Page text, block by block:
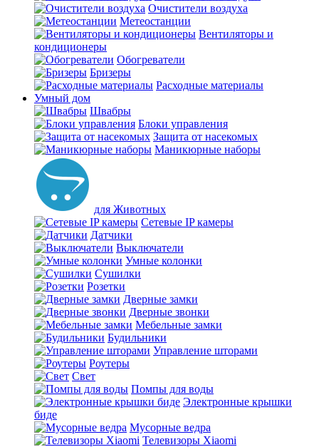
Очистители воздуха
Метеостанции
Вентиляторы и
кондиционеры
Обогреватели
Бризеры
Расходные материалы
Умный дом
Швабры
Блоки управления
Защита от насекомых
Маникюрные наборы
для Животных
Сетевые IP камеры
Датчики
Выключатели
Умные колонки
Сушилки
Розетки
Дверные замки
Дверные звонки
Мебельные замки
Будильники
Управление шторами
Роутеры
Свет
Помпы для воды
Электронные крышки
биде
Мусорные ведра
Телевизоры Xiaomi